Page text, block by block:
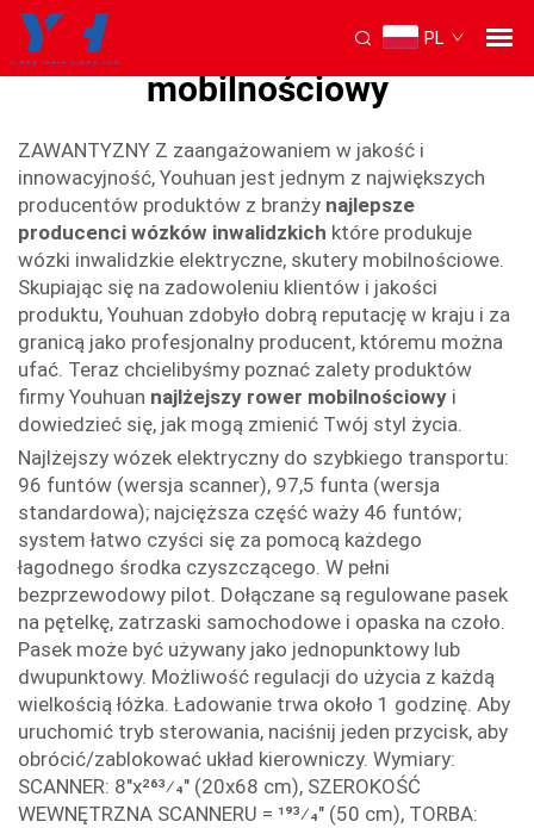
PL
najlżejszy rower
mobilnościowy
ZAWANTYZNY Z zaangażowaniem w jakość i
innowacyjność, Youhuan jest jednym z największych
producentów produktów z branży najlepsze
producenci wózków inwalidzkich które produkuje
wózki inwalidzkie elektryczne, skutery mobilnościowe.
Skupiając się na zadowoleniu klientów i jakości
produktu, Youhuan zdobyło dobrą reputację w kraju i za
granicą jako profesjonalny producent, któremu można
ufać. Teraz chcielibyśmy poznać zalety produktów
firmy Youhuan najlżejszy rower mobilnościowy i
dowiedzieć się, jak mogą zmienić Twój styl życia.
Najlżejszy wózek elektryczny do szybkiego transportu:
96 funtów (wersja scanner), 97,5 funta (wersja
standardowa); najcięższa część waży 46 funtów;
system łatwo czyści się za pomocą każdego
łagodnego środka czyszczącego. W pełni
bezprzewodowy pilot. Dołączane są regulowane pasek
na pętelkę, zatrzaski samochodowe i opaska na czoło.
Pasek może być używany jako jednopunktowy lub
dwupunktowy. Możliwość regulacji do użycia z każdą
wielkością łóżka. Ładowanie trwa około 1 godzinę. Aby
uruchomić tryb sterowania, naciśnij jeden przycisk, aby
obrócić/zablokować układ kierowniczy. Wymiary:
SCANNER: 8"x263⁄4" (20x68 cm), SZEROKOŚĆ
WEWNĘTRZNA SCANNERU = 193⁄4" (50 cm), TORBA: